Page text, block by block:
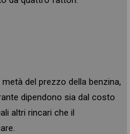
del prezzo della benzina,
dipendono sia dal costo
altri rincari che il